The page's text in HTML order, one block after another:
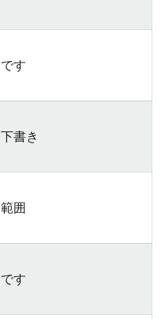
です
下書き
範囲
です